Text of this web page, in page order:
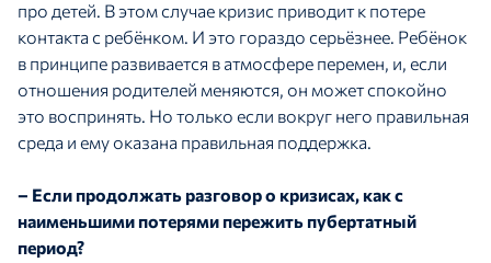
про детей. В этом случае кризис приводит к потере
контакта с ребёнком. И это гораздо серьёзнее. Ребёнок
в принципе развивается в атмосфере перемен, и, если
отношения родителей меняются, он может спокойно
это воспринять. Но только если вокруг него правильная
среда и ему оказана правильная поддержка.
– Если продолжать разговор о кризисах, как с
наименьшими потерями пережить пубертатный
период?